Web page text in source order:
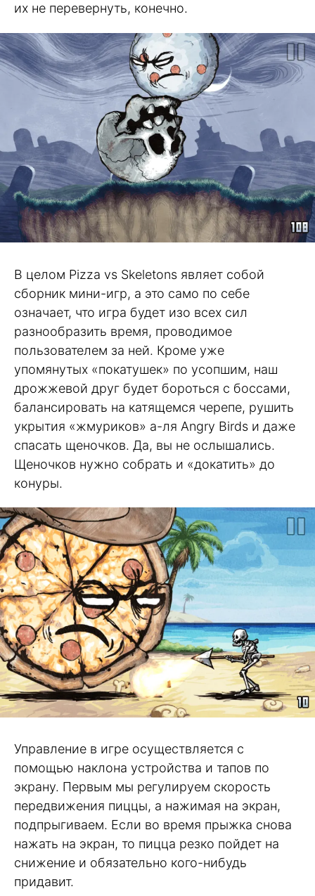
их не перевернуть, конечно.
В целом Pizza vs Skeletons являет собой
сборник мини-игр, а это само по себе
означает, что игра будет изо всех сил
разнообразить время, проводимое
пользователем за ней. Кроме уже
упомянутых «покатушек» по усопшим, наш
дрожжевой друг будет бороться с боссами,
балансировать на катящемся черепе, рушить
укрытия «жмуриков» а-ля Angry Birds и даже
спасать щеночков. Да, вы не ослышались.
Щеночков нужно собрать и «докатить» до
конуры.
Управление в игре осуществляется с
помощью наклона устройства и тапов по
экрану. Первым мы регулируем скорость
передвижения пиццы, а нажимая на экран,
подпрыгиваем. Если во время прыжка снова
нажать на экран, то пицца резко пойдет на
снижение и обязательно кого-нибудь
придавит.